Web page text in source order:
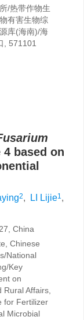
/热带作物生
有害生物综
库(海南)/海
, 571101
4 based on
2, LI Lijie1,
China
Chinese
National
Key
on
Affairs,
for Fertilizer
Microbial